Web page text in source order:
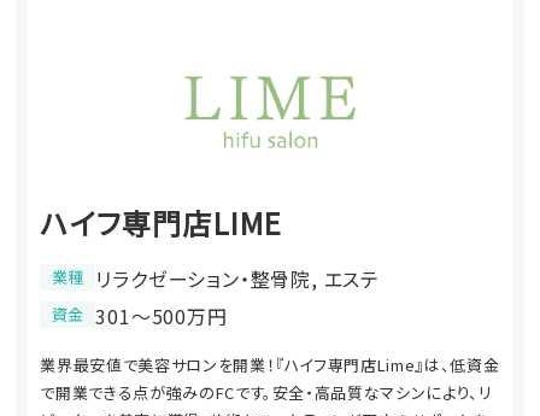
ハイフ専門店LIME
業種 リラクゼーション・整骨院, エステ
資金 301〜500万円
業界最安値で美容サロンを開業！『ハイフ専門店Lime』は、低資金
で開業できる点が強みのFCです。安全・高品質なマシンにより、リ